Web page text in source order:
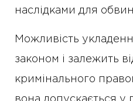
наслідками для
Можливість
законом і залежить
кримінального